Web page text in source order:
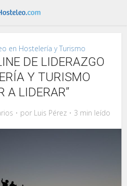
en Hostelería y Turismo
DE LIDERAZGO
Y TURISMO
A LIDERAR”
por Luis Pérez 3 min leído